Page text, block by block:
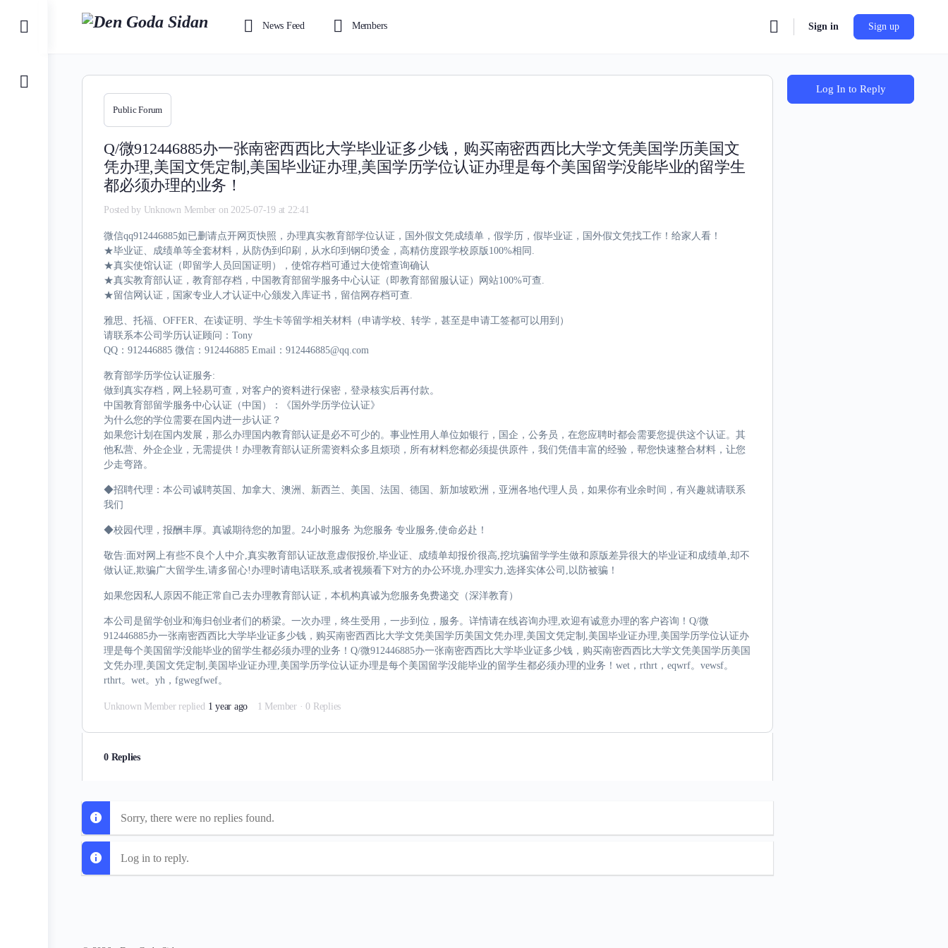
News Feed Members Sign in Sign up
Public Forum
Q/微912446885办一张南密西西比大学毕业证多少钱，购买南密西西比大学文凭美国学历美国文
凭办理,美国文凭定制,美国毕业证办理,美国学历学位认证办理是每个美国留学没能毕业的留学生
都必须办理的业务！
Posted by Unknown Member on 2025-07-19 at 22:41
微信qq912446885如已删请点开网页快照，办理真实教育部学位认证，国外假文凭成绩单，假学历，假毕业证，国外假文凭找工作！给家人看！
★毕业证、成绩单等全套材料，从防伪到印刷，从水印到钢印烫金，高精仿度跟学校原版100%相同.
★真实使馆认证（即留学人员回国证明），使馆存档可通过大使馆查询确认
★真实教育部认证，教育部存档，中国教育部留学服务中心认证（即教育部留服认证）网站100%可查.
★留信网认证，国家专业人才认证中心颁发入库证书，留信网存档可查.
雅思、托福、OFFER、在读证明、学生卡等留学相关材料（申请学校、转学，甚至是申请工签都可以用到）
请联系本公司学历认证顾问：Tony
QQ：912446885 微信：912446885 Email：912446885@qq.com
教育部学历学位认证服务:
做到真实存档，网上轻易可查，对客户的资料进行保密，登录核实后再付款。
中国教育部留学服务中心认证（中国）：《国外学历学位认证》
为什么您的学位需要在国内进一步认证？
如果您计划在国内发展，那么办理国内教育部认证是必不可少的。事业性用人单位如银行，国企，公务员，在您应聘时都会需要您提供这个认证。其
他私营、外企企业，无需提供！办理教育部认证所需资料众多且烦琐，所有材料您都必须提供原件，我们凭借丰富的经验，帮您快速整合材料，让您
少走弯路。
◆招聘代理：本公司诚聘英国、加拿大、澳洲、新西兰、美国、法国、德国、新加坡欧洲，亚洲各地代理人员，如果你有业余时间，有兴趣就请联系
我们
◆校园代理，报酬丰厚。真诚期待您的加盟。24小时服务 为您服务 专业服务,使命必赴！
敬告:面对网上有些不良个人中介,真实教育部认证故意虚假报价,毕业证、成绩单却报价很高,挖坑骗留学学生做和原版差异很大的毕业证和成绩单,却不
做认证,欺骗广大留学生,请多留心!办理时请电话联系,或者视频看下对方的办公环境,办理实力,选择实体公司,以防被骗！
如果您因私人原因不能正常自己去办理教育部认证，本机构真诚为您服务免费递交（深洋教育）
本公司是留学创业和海归创业者们的桥梁。一次办理，终生受用，一步到位，服务。详情请在线咨询办理,欢迎有诚意办理的客户咨询！Q/微
912446885办一张南密西西比大学毕业证多少钱，购买南密西西比大学文凭美国学历美国文凭办理,美国文凭定制,美国毕业证办理,美国学历学位认证办
理是每个美国留学没能毕业的留学生都必须办理的业务！Q/微912446885办一张南密西西比大学毕业证多少钱，购买南密西西比大学文凭美国学历美国
文凭办理,美国文凭定制,美国毕业证办理,美国学历学位认证办理是每个美国留学没能毕业的留学生都必须办理的业务！wet，rthrt，eqwrf。vewsf。
rthrt。wet。yh，fgwegfwef。
Unknown Member replied 1 year ago 1 Member · 0 Replies
0 Replies
Sorry, there were no replies found.
Log in to reply.
Log In to Reply